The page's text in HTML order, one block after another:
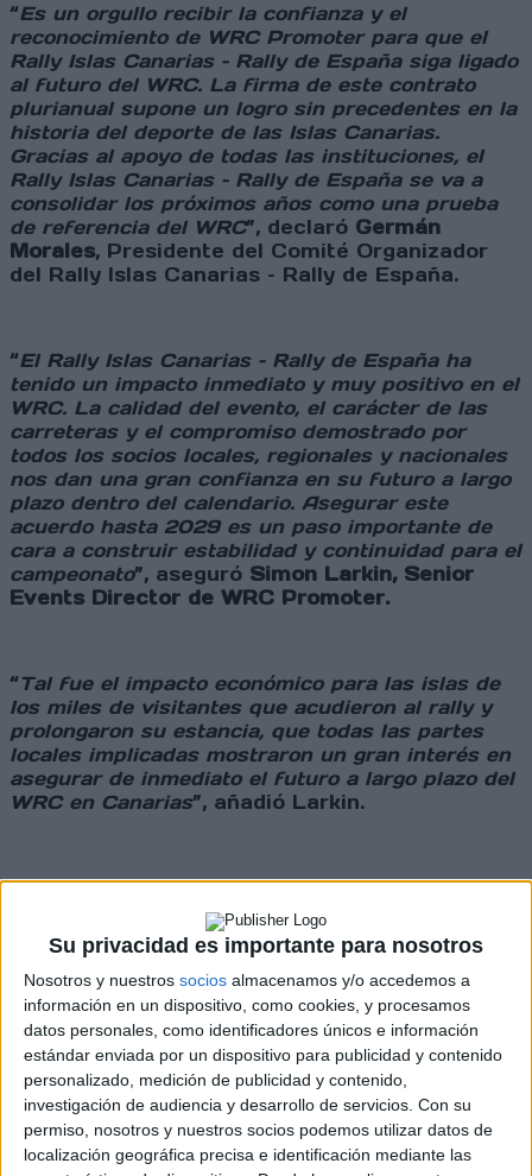
Su privacidad es importante para nosotros
Nosotros y nuestros socios almacenamos y/o accedemos a
información en un dispositivo, como cookies, y procesamos
datos personales, como identificadores únicos e información
estándar enviada por un dispositivo para publicidad y contenido
personalizado, medición de publicidad y contenido,
investigación de audiencia y desarrollo de servicios. Con su
permiso, nosotros y nuestros socios podemos utilizar datos de
localización geográfica precisa e identificación mediante las
“Es un orgullo recibir la confianza y el
reconocimiento de WRC Promoter para que el
Rally Islas Canarias – Rally de España siga ligado
al futuro del WRC. La firma de este contrato
plurianual supone un logro sin precedentes en la
historia del deporte de las Islas Canarias.
Gracias al apoyo de todas las instituciones, el
Rally Islas Canarias – Rally de España se va a
consolidar los próximos años como una prueba
de referencia del WRC”, declaró Germán
Morales, Presidente del Comité Organizador
del Rally Islas Canarias – Rally de España.
“El Rally Islas Canarias – Rally de España ha
tenido un impacto inmediato y muy positivo en el
WRC. La calidad del evento, el carácter de las
carreteras y el compromiso demostrado por
todos los socios locales, regionales y nacionales
nos dan una gran confianza en su futuro a largo
plazo dentro del calendario. Asegurar este
acuerdo hasta 2029 es un paso importante de
cara a construir estabilidad y continuidad para el
campeonato”, aseguró Simon Larkin, Senior
Events Director de WRC Promoter.
“ Tal fue el impacto económico para las islas de
los miles de visitantes que acudieron al rally y
prolongaron su estancia, que todas las partes
locales implicadas mostraron un gran interés en
asegurar de inmediato el futuro a largo plazo del
WRC en Canarias”, añadió Larkin.
La afición española tendrá el aliciente extra de
ver en vivo y en directo el retorno de Dani
Sordo al WRC con Hyundai Motorsport . El
equipo ya ha confirmado que Sordo volverá en
la quinta prueba del año, mientras que en las
cuatro rondas anteriores veremos en el tercer
Hyundai i20 N Rally1 turnarse a Hayden Paddon
y Esapekka Lappi, ambos retornando al equipo.
Eso sí, tienen un duro trabajo por delante
después de lo ocurrido en 2025. Y es que